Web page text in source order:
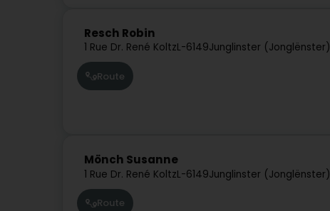
Resch Robin
1 Rue Dr. René KoltzL-6149Junglinster (Jonglënster)
Route
Mönch Susanne
1 Rue Dr. René KoltzL-6149Junglinster (Jonglënster)
Route